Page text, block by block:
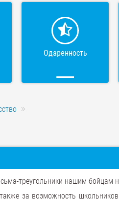
Одаренность
треугольники нашим бойцам
за возможность